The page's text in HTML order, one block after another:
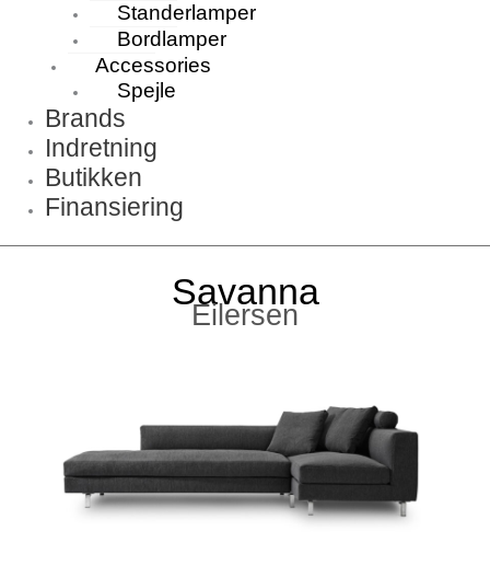
Standerlamper
Bordlamper
Accessories
Spejle
Brands
Indretning
Butikken
Finansiering
Savanna
Eilersen